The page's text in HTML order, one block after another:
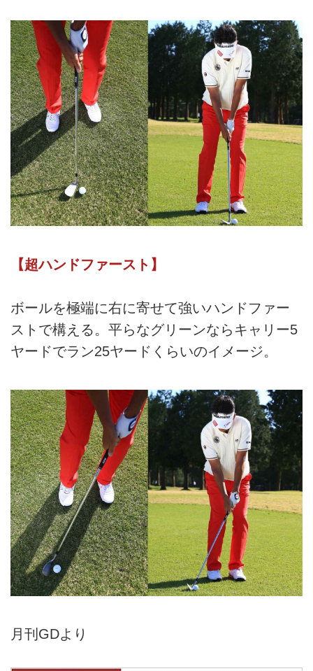
【超ハンドファースト】
ボールを極端に右に寄せて強いハンドファー
ストで構える。平らなグリーンならキャリー5
ヤードでラン25ヤードくらいのイメージ。
月刊GDより